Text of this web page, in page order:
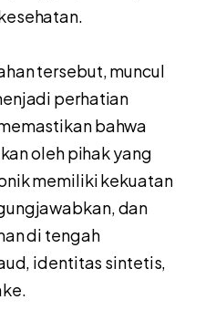
tersebut, muncul
perhatian
bahwa
oleh pihak yang
memiliki kekuatan
dan
di tengah
identitas sintetis,